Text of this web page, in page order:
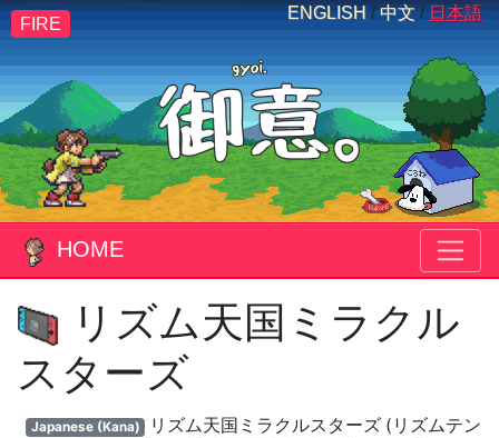
ENGLISH / 中文 / 日本語
FIRE
HOME
リズム天国ミラクル
スターズ
Japanese (Kana)
リズム天国ミラクルスターズ (リズムテン